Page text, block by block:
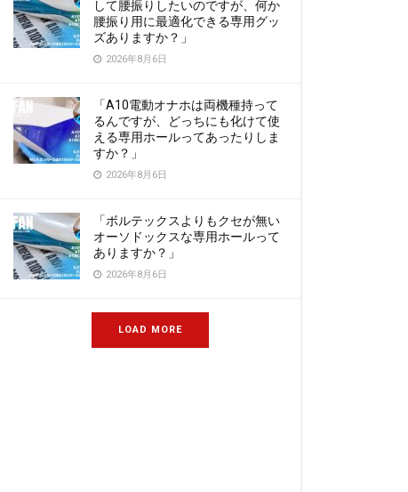
して腰振りしたいのですが、何か
腰振り用に最適化できる専用グッ
ズありますか？」
2026年8月6日
「A10電動オナホは両機種持って
るんですが、どっちにも化けて使
える専用ホールってあったりしま
すか？」
2026年8月6日
「ボルテックスよりもクセが無い
オーソドックスな専用ホールって
ありますか？」
2026年8月6日
LOAD MORE